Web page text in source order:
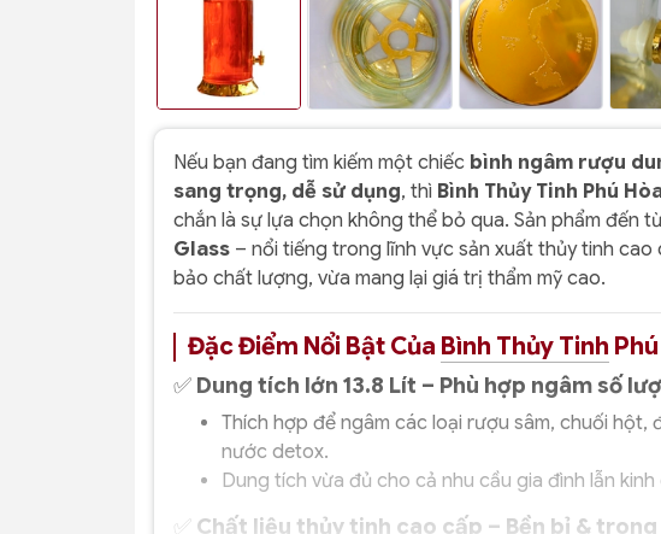
Nếu bạn đang tìm kiếm một chiếc bình ngâm rượu
sang trọng, dễ sử dụng, thì Bình Thủy Tinh Phú
chắn là sự lựa chọn không thể bỏ qua. Sản phẩm đến
Glass – nổi tiếng trong lĩnh vực sản xuất thủy tinh cao
bảo chất lượng, vừa mang lại giá trị thẩm mỹ cao.
Đặc Điểm Nổi Bật Của Bình Thủy Tinh
✅ Dung tích lớn 13.8 Lít – Phù hợp ngâm số
Thích hợp để ngâm các loại rượu sâm, chuối hột,
nước detox.
Dung tích vừa đủ cho cả nhu cầu gia đình lẫn
Chất liệu thủy tinh cao cấp – Bền bỉ &